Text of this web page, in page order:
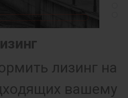
лизинг на
вашему